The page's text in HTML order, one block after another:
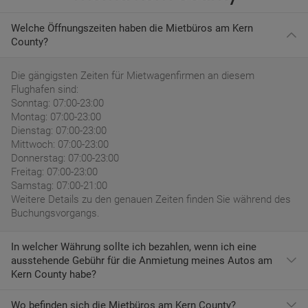
Welche Öffnungszeiten haben die Mietbüros am Kern
County?
Die gängigsten Zeiten für Mietwagenfirmen an diesem
Flughafen sind:
Sonntag: 07:00-23:00
Montag: 07:00-23:00
Dienstag: 07:00-23:00
Mittwoch: 07:00-23:00
Donnerstag: 07:00-23:00
Freitag: 07:00-23:00
Samstag: 07:00-21:00
Weitere Details zu den genauen Zeiten finden Sie während des
Buchungsvorgangs.
In welcher Währung sollte ich bezahlen, wenn ich eine
ausstehende Gebühr für die Anmietung meines Autos am
Kern County habe?
Wo befinden sich die Mietbüros am Kern County?